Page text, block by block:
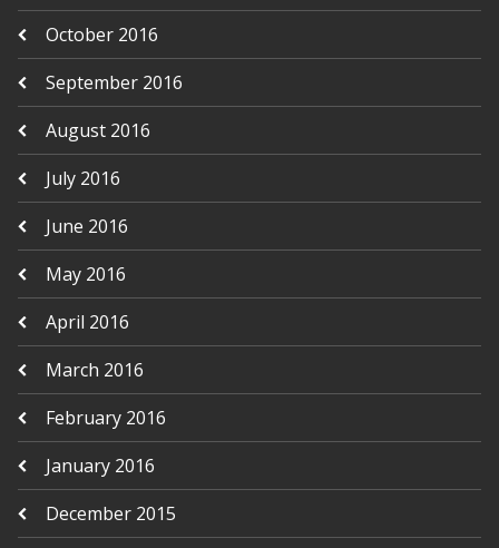
October 2016
September 2016
August 2016
July 2016
June 2016
May 2016
April 2016
March 2016
February 2016
January 2016
December 2015